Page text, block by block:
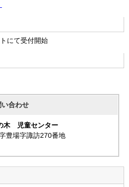
にて受付開始
い合わせ
木 児童センター
豊場字諏訪270番地